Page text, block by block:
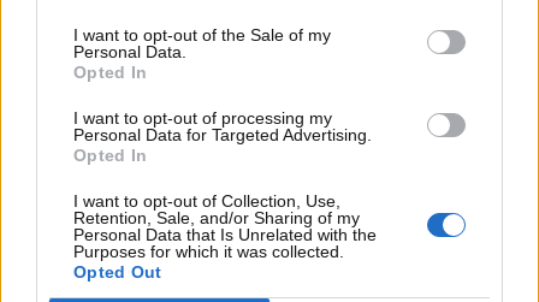
I want to opt-out of the Sale of my
Personal Data.
Opted In
I want to opt-out of processing my
Personal Data for Targeted Advertising.
Opted In
I want to opt-out of Collection, Use,
Retention, Sale, and/or Sharing of my
Personal Data that Is Unrelated with the
Purposes for which it was collected.
Opted Out